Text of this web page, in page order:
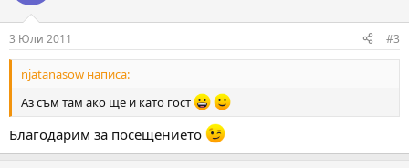
3 Юли 2011 #3
njatanasow написа:
Аз съм там ако ще и като гост
Благодарим за посещението